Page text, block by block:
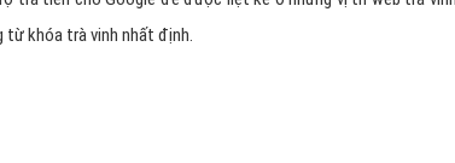
từ khóa trà vinh nhất định.